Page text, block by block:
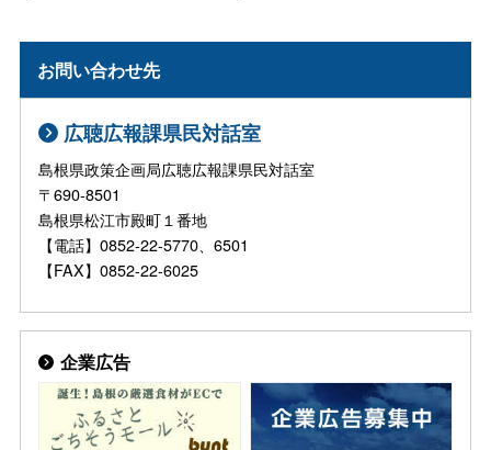
お問い合わせ先
広聴広報課県民対話室
島根県政策企画局広聴広報課県民対話室
〒690-8501
島根県松江市殿町１番地
【電話】0852-22-5770、6501
【FAX】0852-22-6025
企業広告